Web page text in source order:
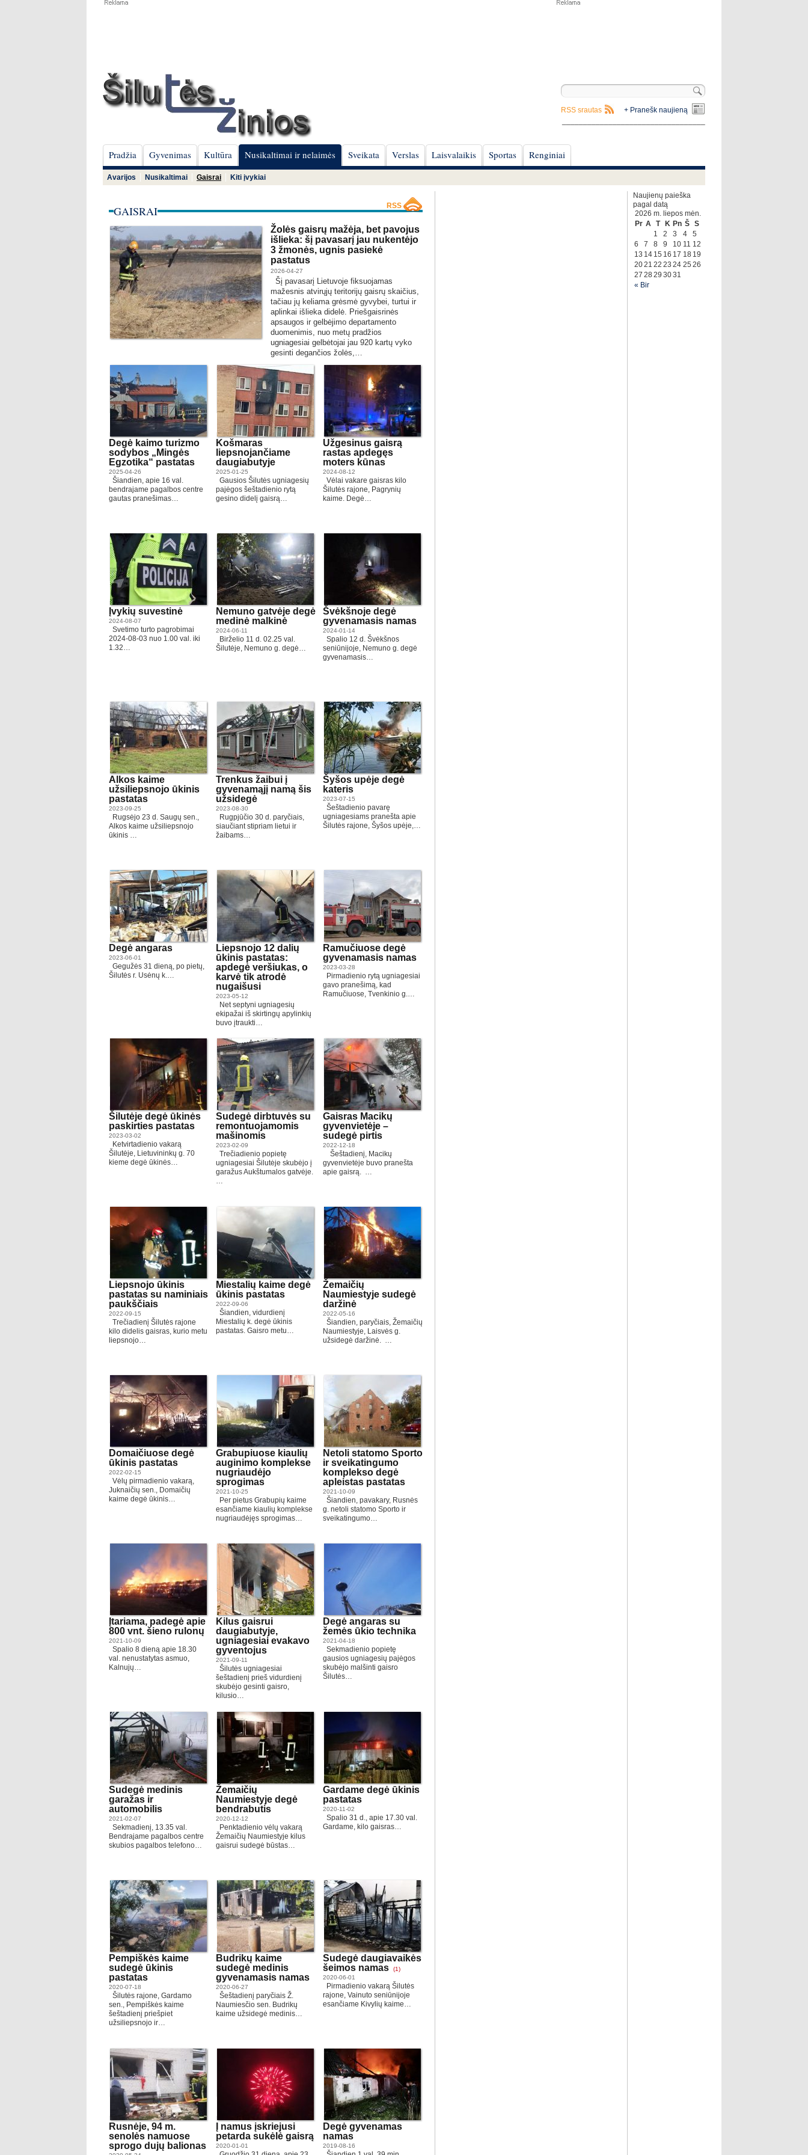
+ Pranešk naujieną
RSS srautas
Pradžia Gyvenimas Kultūra Nusikaltimai ir nelaimės Sveikata Verslas Laisvalaikis Sportas Renginiai
Avarijos Nusikaltimai Gaisrai Kiti įvykiai
GAISRAI RSS
Žolės gaisrų mažėja, bet pavojus
išlieka: šį pavasarį jau nukentėjo
3 žmonės, ugnis pasiekė
pastatus
2026-04-27
Šį pavasarį Lietuvoje fiksuojamas
mažesnis atvirųjų teritorijų gaisrų skaičius,
tačiau jų keliama grėsmė gyvybei, turtui ir
aplinkai išlieka didelė. Priešgaisrinės
apsaugos ir gelbėjimo departamento
duomenimis, nuo metų pradžios
ugniagesiai gelbėtojai jau 920 kartų vyko
gesinti degančios žolės,…
Degė kaimo turizmo
sodybos „Mingės
Egzotika“ pastatas
2025-04-26
Šiandien, apie 16 val.
bendrajame pagalbos centre
gautas pranešimas…
Košmaras
liepsnojančiame
daugiabutyje
2025-01-25
Gausios Šilutės ugniagesių
pajėgos šeštadienio rytą
gesino didelį gaisrą…
Užgesinus gaisrą
rastas apdegęs
moters kūnas
2024-08-12
Vėlai vakare gaisras kilo
Šilutės rajone, Pagrynių
kaime. Degė…
Įvykių suvestinė
2024-08-07
Svetimo turto pagrobimai
2024-08-03 nuo 1.00 val. iki
1.32…
Nemuno gatvėje degė
medinė malkinė
2024-06-11
Birželio 11 d. 02.25 val.
Šilutėje, Nemuno g. degė…
Švėkšnoje degė
gyvenamasis namas
2024-01-14
Spalio 12 d. Švėkšnos
seniūnijoje, Nemuno g. degė
gyvenamasis…
Alkos kaime
užsiliepsnojo ūkinis
pastatas
2023-09-25
Rugsėjo 23 d. Saugų sen.,
Alkos kaime užsiliepsnojo
ūkinis …
Trenkus žaibui į
gyvenamąjį namą šis
užsidegė
2023-08-30
Rugpjūčio 30 d. paryčiais,
siaučiant stipriam lietui ir
žaibams…
Šyšos upėje degė
kateris
2023-07-15
Šeštadienio pavarę
ugniagesiams pranešta apie
Šilutės rajone, Šyšos upėje,…
Degė angaras
2023-06-01
Gegužės 31 dieną, po pietų,
Šilutės r. Usėnų k.…
Liepsnojo 12 dalių
ūkinis pastatas:
apdegė veršiukas, o
karvė tik atrodė
nugaišusi
2023-05-12
Net septyni ugniagesių
ekipažai iš skirtingų apylinkių
buvo įtraukti…
Ramučiuose degė
gyvenamasis namas
2023-03-28
Pirmadienio rytą ugniagesiai
gavo pranešimą, kad
Ramučiuose, Tvenkinio g.…
Šilutėje degė ūkinės
paskirties pastatas
2023-03-02
Ketvirtadienio vakarą
Šilutėje, Lietuvininkų g. 70
kieme degė ūkinės…
Sudegė dirbtuvės su
remontuojamomis
mašinomis
2023-02-09
Trečiadienio popietę
ugniagesiai Šilutėje skubėjo į
garažus Aukštumalos gatvėje.
…
Gaisras Macikų
gyvenvietėje –
sudegė pirtis
2022-12-18
Šeštadienį, Macikų
gyvenvietėje buvo pranešta
apie gaisrą. …
Liepsnojo ūkinis
pastatas su naminiais
paukščiais
2022-09-15
Trečiadienį Šilutės rajone
kilo didelis gaisras, kurio metu
liepsnojo…
Miestalių kaime degė
ūkinis pastatas
2022-09-06
Šiandien, vidurdienį
Miestalių k. degė ūkinis
pastatas. Gaisro metu…
Žemaičių
Naumiestyje sudegė
daržinė
2022-05-16
Šiandien, paryčiais, Žemaičių
Naumiestyje, Laisvės g.
užsidegė daržinė. …
Domaičiuose degė
ūkinis pastatas
2022-02-15
Vėlų pirmadienio vakarą,
Juknaičių sen., Domaičių
kaime degė ūkinis…
Grabupiuose kiaulių
auginimo komplekse
nugriaudėjo
sprogimas
2021-10-25
Per pietus Grabupių kaime
esančiame kiaulių komplekse
nugriaudėjęs sprogimas…
Netoli statomo Sporto
ir sveikatingumo
komplekso degė
apleistas pastatas
2021-10-09
Šiandien, pavakary, Rusnės
g. netoli statomo Sporto ir
sveikatingumo…
Įtariama, padegė apie
800 vnt. šieno rulonų
2021-10-09
Spalio 8 dieną apie 18.30
val. nenustatytas asmuo,
Kalnujų…
Kilus gaisrui
daugiabutyje,
ugniagesiai evakavo
gyventojus
2021-09-11
Šilutės ugniagesiai
šeštadienį prieš vidurdienį
skubėjo gesinti gaisro,
kilusio…
Degė angaras su
žemės ūkio technika
2021-04-18
Sekmadienio popietę
gausios ugniagesių pajėgos
skubėjo malšinti gaisro
Šilutės…
Sudegė medinis
garažas ir
automobilis
2021-02-07
Sekmadienį, 13.35 val.
Bendrajame pagalbos centre
skubios pagalbos telefono…
Žemaičių
Naumiestyje degė
bendrabutis
2020-12-12
Penktadienio vėlų vakarą
Žemaičių Naumiestyje kilus
gaisrui sudegė būstas…
Gardame degė ūkinis
pastatas
2020-11-02
Spalio 31 d., apie 17.30 val.
Gardame, kilo gaisras…
Pempiškės kaime
sudegė ūkinis
pastatas
2020-07-18
Šilutės rajone, Gardamo
sen., Pempiškės kaime
šeštadienį priešpiet
užsiliepsnojo ir…
Budrikų kaime
sudegė medinis
gyvenamasis namas
2020-06-27
Šeštadienį paryčiais Ž.
Naumiesčio sen. Budrikų
kaime užsidegė medinis…
Sudegė daugiavaikės
šeimos namas
(1)
2020-06-01
Pirmadienio vakarą Šilutės
rajone, Vainuto seniūnijoje
esančiame Kivylių kaime…
Rusnėje, 94 m.
senolės namuose
sprogo dujų balionas
Į namus įskriejusi
petarda sukėlė gaisrą
2020-01-01
Degė gyvenamas
namas
2019-08-16
Naujienų paieška
pagal datą
2026 m. liepos mėn.
Pr A T K Pn Š S
« Bir
1 2 3 4
5
6
7 8 9 10 11 12
13 14 15 16 17 18 19
2021 22 23 24 25 26
27 2829 3031